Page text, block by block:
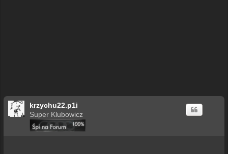
krzychu22.p1i
Super Klubowicz